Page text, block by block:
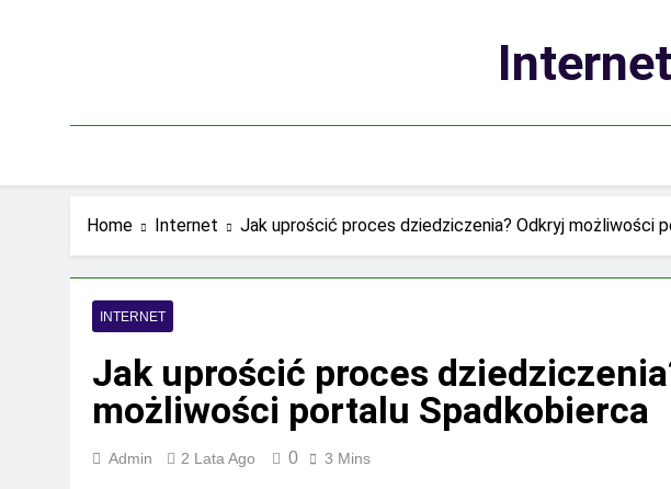
Home Internet Jak uprościć proces dziedziczenia? Odkryj możliwości
INTERNET
Jak uprościć proces
możliwości portalu Spadkobierca
Admin 2 Lata Ago 0 3 Mins